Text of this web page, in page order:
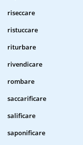
riseccare
ristuccare
riturbare
rivendicare
rombare
saccarificare
salificare
saponificare